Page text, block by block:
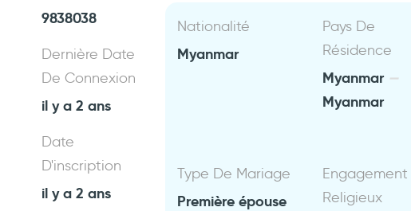
9838038
Dernière Date
De Connexion
il y a 2 ans
Date
D'inscription
il y a 2 ans
Nationalité
Myanmar
Pays De
Résidence
Myanmar
Myanmar
Type De Mariage
Première épouse
Engagement
Religieux